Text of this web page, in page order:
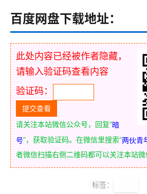
百度网盘下载地址：
此处内容已经被作者隐藏，
请输入验证码查看内容
验证码：
请关注本站微信公众号，回复“暗
号”，获取验证码。在微信里搜索“两伙青
者微信扫描右侧二维码都可以关注本站微
标签：